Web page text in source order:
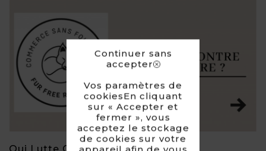
Continuer sans
accepter
Vos paramètres de
cookiesEn cliquant
sur « Accepter et
fermer », vous
acceptez le stockage
de cookies sur votre